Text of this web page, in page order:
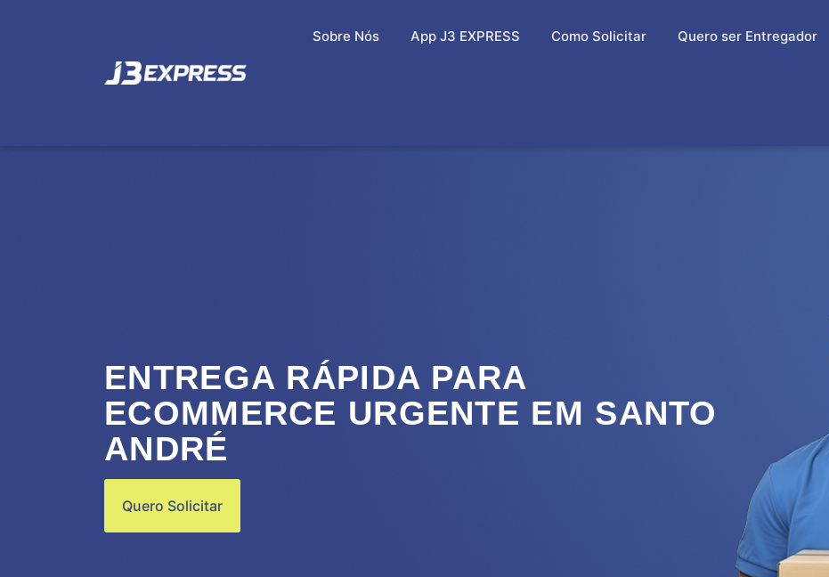
Sobre Nós App J3 EXPRESS Como Solicitar Quero ser Entregador
ENTREGA RÁPIDA PARA
ECOMMERCE URGENTE EM SANTO
ANDRÉ
Quero Solicitar